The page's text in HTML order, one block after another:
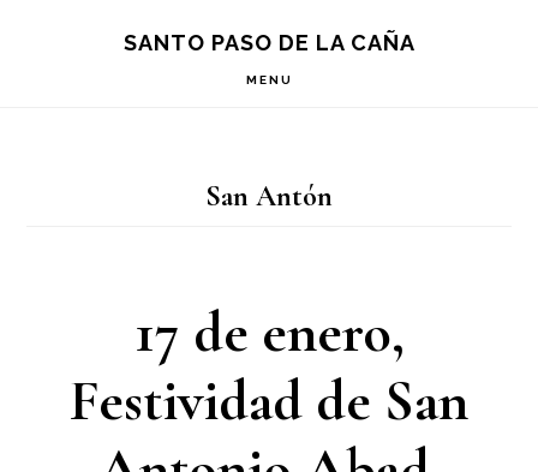
SANTO PASO DE LA CAÑA
MENU
San Antón
17 de enero,
Festividad de San